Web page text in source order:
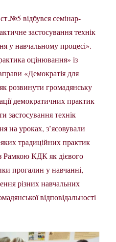
відбувся семінар-
застосування технік
у навчальному процесі».
оцінювання» із
«Демократія для
розвинути громадянську
демократичних практик
застосування технік
на уроках, з’ясовували
традиційних практик
КДК як дієвого
прогалин у навчанні,
різних навчальних
відповідальності